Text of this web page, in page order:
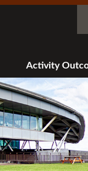
Activity